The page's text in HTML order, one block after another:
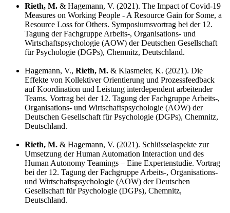
Rieth, M. & Hagemann, V. (2021). The Impact of Covid-19
Measures on Working People - A Resource Gain for Some, a
Resource Loss for Others. Symposiumsvortrag bei der 12.
Tagung der Fachgruppe Arbeits-, Organisations- und
Wirtschaftspsychologie (AOW) der Deutschen Gesellschaft
für Psychologie (DGPs), Chemnitz, Deutschland.
Hagemann, V., Rieth, M. & Klasmeier, K. (2021). Die
Effekte von Kollektiver Orientierung und Prozessfeedback
auf Koordination und Leistung interdependent arbeitender
Teams. Vortrag bei der 12. Tagung der Fachgruppe Arbeits-,
Organisations- und Wirtschaftspsychologie (AOW) der
Deutschen Gesellschaft für Psychologie (DGPs), Chemnitz,
Deutschland.
Rieth, M. & Hagemann, V. (2021). Schlüsselaspekte zur
Umsetzung der Human Automation Interaction und des
Human Autonomy Teamings – Eine Expertenstudie. Vortrag
bei der 12. Tagung der Fachgruppe Arbeits-, Organisations-
und Wirtschaftspsychologie (AOW) der Deutschen
Gesellschaft für Psychologie (DGPs), Chemnitz,
Deutschland.